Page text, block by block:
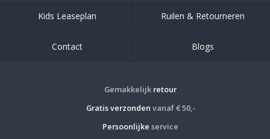
Kids Leaseplan Ruilen & Retourneren
Contact Blogs
Gemakkelijk retour
Gratis verzonden vanaf € 50,-
Persoonlijke service